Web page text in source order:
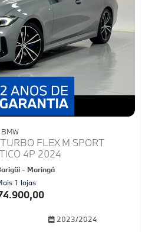
BMW
FLEX M SPORT
4P 2024
- Maringá
1 lojas
2023/2024